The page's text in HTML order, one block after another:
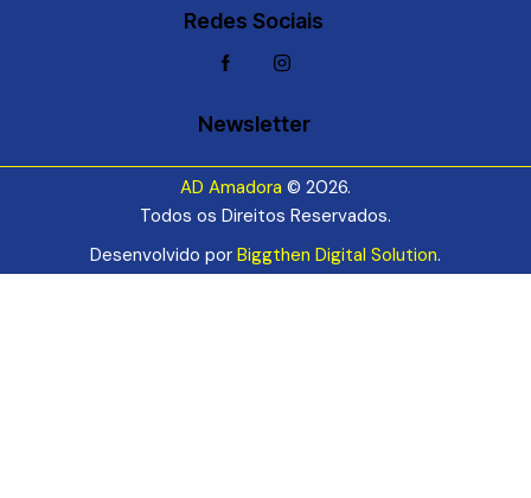
Redes Sociais
Newsletter
AD Amadora © 2026.
Todos os Direitos Reservados.
Desenvolvido por Biggthen Digital Solution.